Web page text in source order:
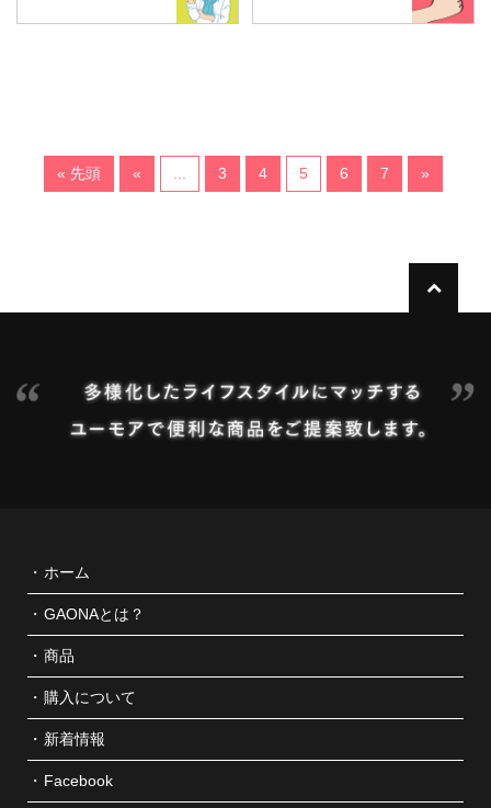
« 先頭 « 3 4 5 6 7 »
ホーム
GAONAとは？
商品
購入について
新着情報
Facebook